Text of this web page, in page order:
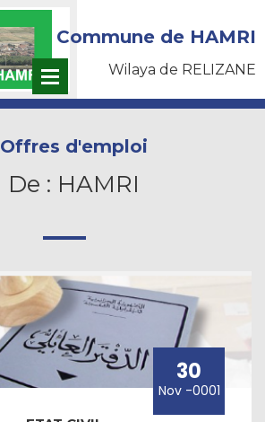
Commune de HAMRI
Wilaya de RELIZANE
Offres d'emploi
De : HAMRI
30
Nov -0001